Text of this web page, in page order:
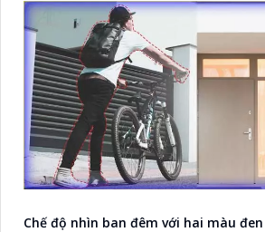
Chế độ nhìn ban đêm với hai màu